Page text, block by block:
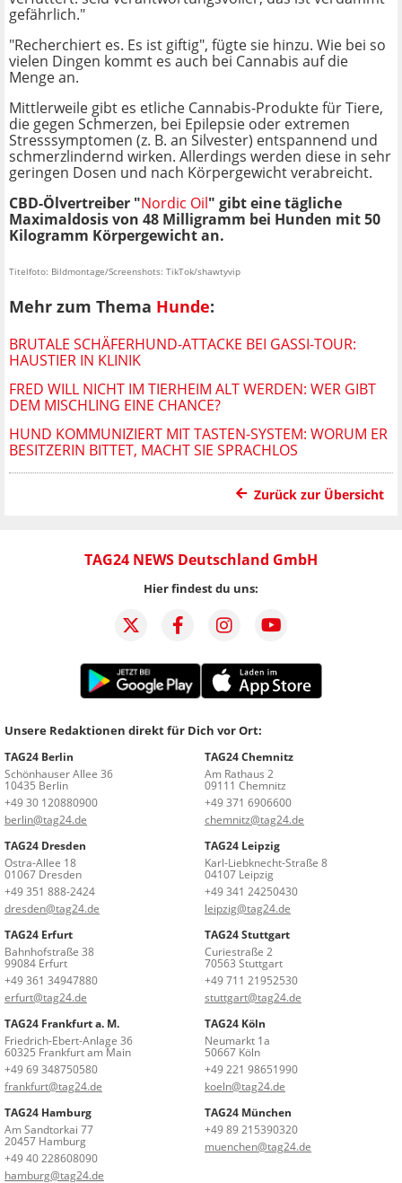
gefährlich."
"Recherchiert es. Es ist giftig", fügte sie hinzu. Wie bei so
vielen Dingen kommt es auch bei Cannabis auf die
Menge an.
Mittlerweile gibt es etliche Cannabis-Produkte für Tiere,
die gegen Schmerzen, bei Epilepsie oder extremen
Stresssymptomen (z. B. an Silvester) entspannend und
schmerzlindernd wirken. Allerdings werden diese in sehr
geringen Dosen und nach Körpergewicht verabreicht.
CBD-Ölvertreiber "Nordic Oil" gibt eine tägliche
Maximaldosis von 48 Milligramm bei Hunden mit 50
Kilogramm Körpergewicht an.
Titelfoto: Bildmontage/Screenshots: TikTok/shawtyvip
Mehr zum Thema Hunde:
BRUTALE SCHÄFERHUND-ATTACKE BEI GASSI-TOUR:
HAUSTIER IN KLINIK
FRED WILL NICHT IM TIERHEIM ALT WERDEN: WER GIBT
DEM MISCHLING EINE CHANCE?
HUND KOMMUNIZIERT MIT TASTEN-SYSTEM: WORUM ER
BESITZERIN BITTET, MACHT SIE SPRACHLOS
Zurück zur Übersicht
TAG24 NEWS Deutschland GmbH
Hier findest du uns:
Unsere Redaktionen direkt für Dich vor Ort:
TAG24 Berlin
Schönhauser Allee 36
10435 Berlin
+49 30 120880900
berlin@tag24.de
TAG24 Chemnitz
Am Rathaus 2
09111 Chemnitz
+49 371 6906600
chemnitz@tag24.de
TAG24 Dresden
Ostra-Allee 18
01067 Dresden
+49 351 888-2424
dresden@tag24.de
TAG24 Leipzig
Karl-Liebknecht-Straße 8
04107 Leipzig
+49 341 24250430
leipzig@tag24.de
TAG24 Erfurt
Bahnhofstraße 38
99084 Erfurt
+49 361 34947880
erfurt@tag24.de
TAG24 Stuttgart
Curiestraße 2
70563 Stuttgart
+49 711 21952530
stuttgart@tag24.de
TAG24 Frankfurt a. M.
Friedrich-Ebert-Anlage 36
60325 Frankfurt am Main
+49 69 348750580
frankfurt@tag24.de
TAG24 Köln
Neumarkt 1a
50667 Köln
+49 221 98651990
koeln@tag24.de
TAG24 Hamburg
Am Sandtorkai 77
20457 Hamburg
+49 40 228608090
hamburg@tag24.de
TAG24 München
+49 89 215390320
muenchen@tag24.de